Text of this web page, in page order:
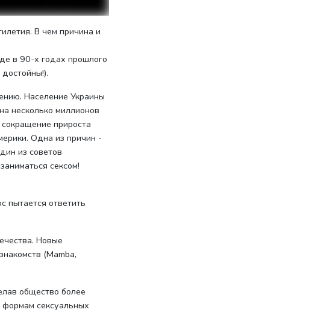
В чем причина и
в 90-х годах прошлого
Население Украины
несколько миллионов
прироста
Одна из причин -
из советов
сексом!
пытается ответить
Новые
(Mamba,
общество более
формам сексуальных